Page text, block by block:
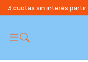
3 cuotas sin interés partir